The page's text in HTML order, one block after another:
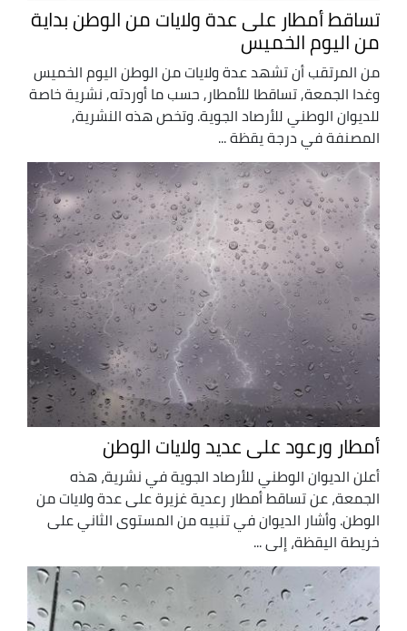
تساقط أمطار على عدة ولايات من الوطن بداية
من اليوم الخميس
من المرتقب أن تشهد عدة ولايات من الوطن اليوم الخميس
وغدا الجمعة, تساقطا للأمطار, حسب ما أوردته, نشرية خاصة
للديوان الوطني للأرصاد الجوية. وتخص هذه النشرية,
المصنفة في درجة يقظة ...
أمطار ورعود على عديد ولايات الوطن
أعلن الديوان الوطني للأرصاد الجوية في نشرية، هذه
الجمعة، عن تساقط أمطار رعدية غزيرة على عدة ولايات من
الوطن. وأشار الديوان في تنبيه من المستوى الثاني على
خريطة اليقظة، إلى ...